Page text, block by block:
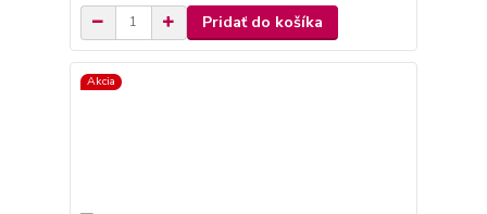
Pridať do košíka
Akcia